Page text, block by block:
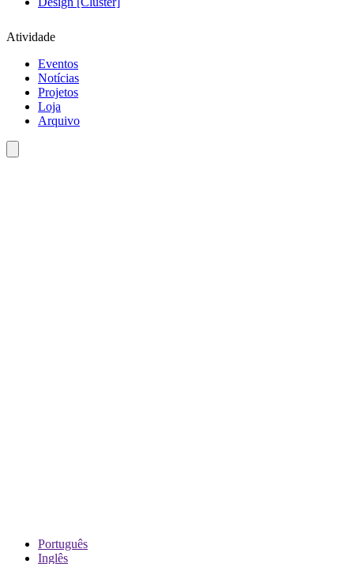
Atividade
Eventos
Notícias
Projetos
Loja
Arquivo
Português
Inglês